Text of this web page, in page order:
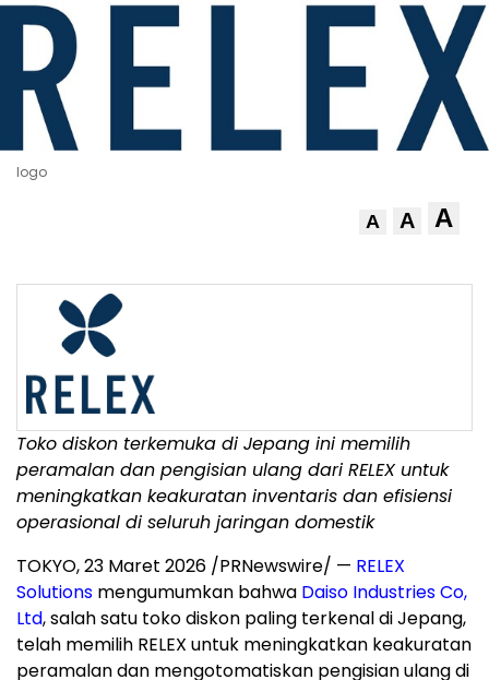
logo
A A A
Toko diskon terkemuka di Jepang ini memilih
peramalan dan pengisian ulang dari RELEX untuk
meningkatkan keakuratan inventaris dan efisiensi
operasional di seluruh jaringan domestik
TOKYO,23 Maret 2026 /PRNewswire/ — RELEX
Solutions mengumumkan bahwa Daiso Industries Co,
Ltd,salah satu toko diskon paling terkenal di Jepang,
telah memilih RELEX untuk meningkatkan keakuratan
peramalan dan mengotomatiskan pengisian ulang di